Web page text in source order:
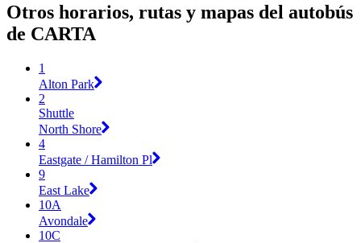
Otros horarios, rutas y mapas del autobús
de CARTA
1
Alton Park
2
Shuttle
North Shore
4
Eastgate / Hamilton Pl
9
East Lake
10A
Avondale
10C